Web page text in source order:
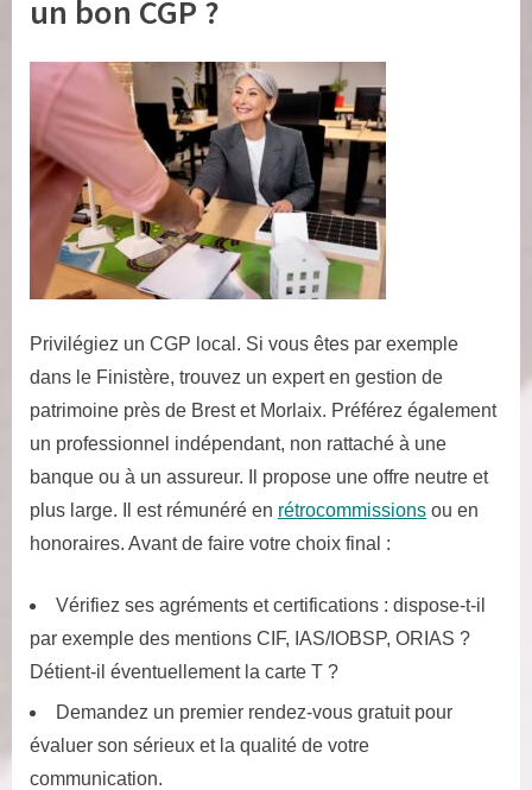
un bon CGP ?
Privilégiez un CGP local. Si vous êtes par exemple
dans le Finistère, trouvez un expert en gestion de
patrimoine près de Brest et Morlaix. Préférez également
un professionnel indépendant, non rattaché à une
banque ou à un assureur. Il propose une offre neutre et
plus large. Il est rémunéré en rétrocommissions ou en
honoraires. Avant de faire votre choix final :
Vérifiez ses agréments et certifications : dispose-t-il
par exemple des mentions CIF, IAS/IOBSP, ORIAS ?
Détient-il éventuellement la carte T ?
Demandez un premier rendez-vous gratuit pour
évaluer son sérieux et la qualité de votre
communication.